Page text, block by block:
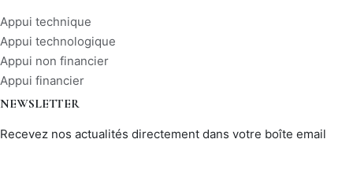
Appui technique
Appui technologique
Appui non financier
Appui financier
NEWSLETTER
Recevez nos actualités directement dans votre boîte email